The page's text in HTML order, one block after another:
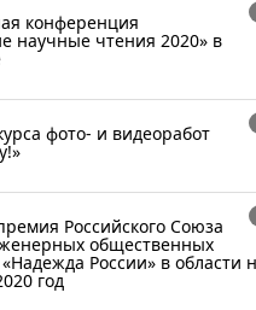
конференция
научные чтения 2020» в
фото- и видеоработ
Российского Союза
общественных
России» в области
год